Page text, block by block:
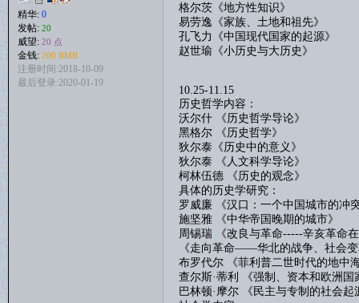
精华: 0
发帖: 20
威望: 20 点
金钱: 200 RMB
注册时间:2018-10-09
最后登录:2020-01-19
格尔茨《地方性知识》
易劳逸《家族、土地和祖先》
孔飞力《中国现代国家的起源》
赵世瑜《小历史与大历史》
10.25-11.15
历史哲学内容：
沃尔什
《 历史哲学导论》
黑格尔
《 历史哲学》
狄尔泰《历史中的意义》
狄尔泰
《 人文科学导论》
柯林伍德
《 历史的观念》
具体的历史学研究：
罗威廉
《汉口：一个中国城市的冲
施坚雅
《中华帝国晚期的城市》
周锡瑞
《改良与革命-----辛亥革命
《走向革命——华北的战争、社会
布罗代尔
《菲利普二世时代的地中
查尔斯·蒂利 《强制、资本和欧洲国
巴林顿· 摩尔 《 民主与专制的社会起